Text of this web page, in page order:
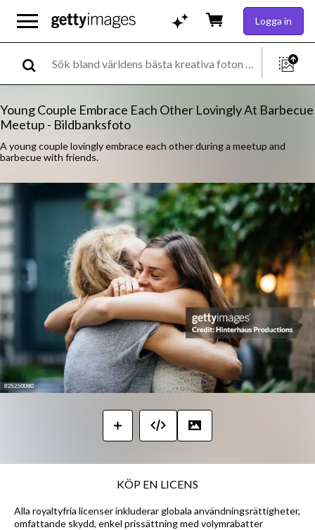
Logga in
Young Couple Embrace Each Other Lovingly At Barbecue
Meetup - Bildbanksfoto
A young couple lovingly embrace each other during a meetup and
barbecue with friends.
KÖP EN LICENS
Alla royaltyfria licenser inkluderar globala användningsrättigheter,
omfattande skydd, enkel prissättning med volymrabatter